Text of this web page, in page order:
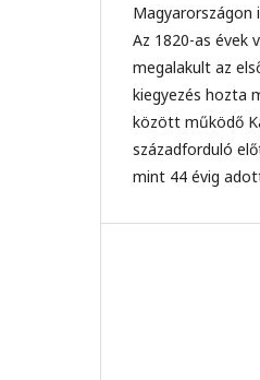
Magyarországon
Az 1820-as évek
megalakult az
kiegyezés hozta
között működő
századforduló
mint 44 évig